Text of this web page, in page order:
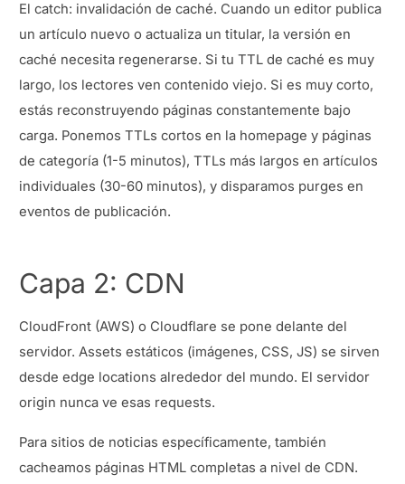
El catch: invalidación de caché. Cuando un editor publica
un artículo nuevo o actualiza un titular, la versión en
caché necesita regenerarse. Si tu TTL de caché es muy
largo, los lectores ven contenido viejo. Si es muy corto,
estás reconstruyendo páginas constantemente bajo
carga. Ponemos TTLs cortos en la homepage y páginas
de categoría (1-5 minutos), TTLs más largos en artículos
individuales (30-60 minutos), y disparamos purges en
eventos de publicación.
Capa 2: CDN
CloudFront (AWS) o Cloudflare se pone delante del
servidor. Assets estáticos (imágenes, CSS, JS) se sirven
desde edge locations alrededor del mundo. El servidor
origin nunca ve esas requests.
Para sitios de noticias específicamente, también
cacheamos páginas HTML completas a nivel de CDN.